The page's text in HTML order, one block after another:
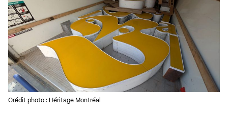
Crédit photo : Héritage Montréal